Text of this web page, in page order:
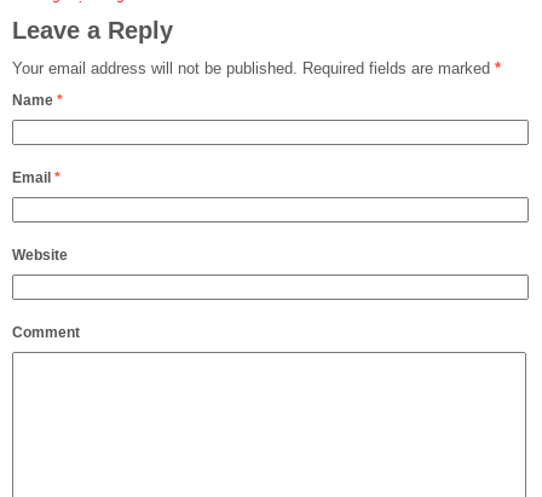
Leave a Reply
Your email address will not be published. Required fields are marked *
Name *
Email *
Website
Comment